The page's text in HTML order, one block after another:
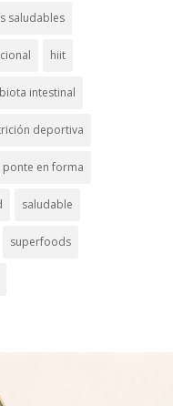
saludables
hiit
intestinal
deportiva
ponte en forma
saludable
superfoods